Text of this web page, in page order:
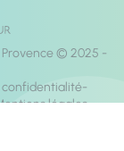
Provence © 2025 -
confidentialité
légales